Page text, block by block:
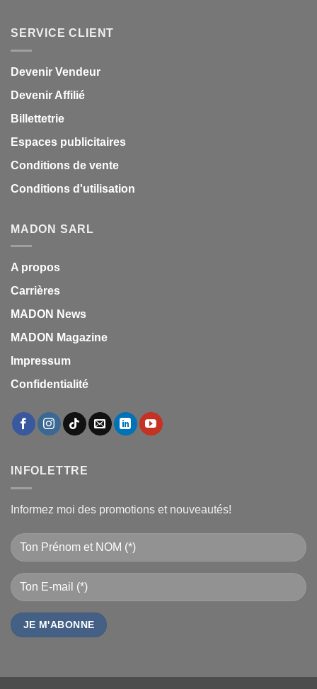
SERVICE CLIENT
Devenir Vendeur
Devenir Affilié
Billettetrie
Espaces publicitaires
Conditions de vente
Conditions d'utilisation
MADON SARL
A propos
Carrières
MADON News
MADON Magazine
Impressum
Confidentialité
INFOLETTRE
Informez moi des promotions et nouveautés!